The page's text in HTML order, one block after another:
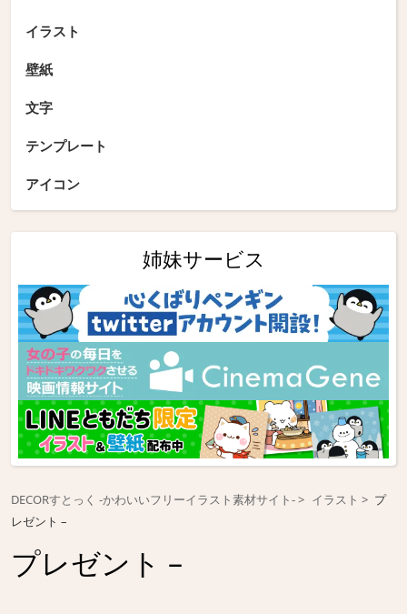
イラスト
壁紙
文字
テンプレート
アイコン
姉妹サービス
DECORすとっく -かわいいフリーイラスト素材サイト- イラスト
プ
レゼント –
プレゼント –